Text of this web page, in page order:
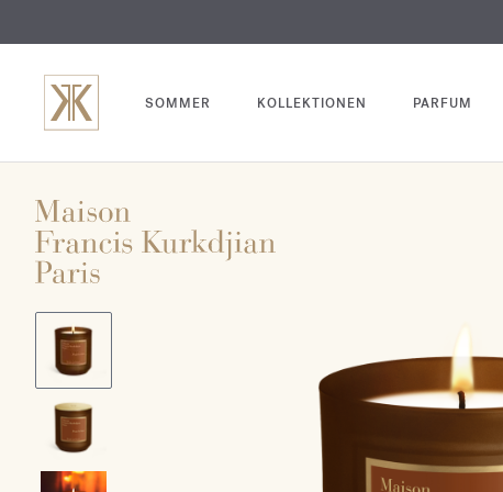
SOMMER KOLLEKTIONEN PARFUM